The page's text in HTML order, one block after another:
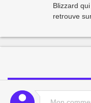
Blizzard
retrouve